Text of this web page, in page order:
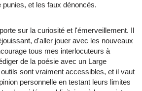
punies, et les faux dénoncés.
sur la curiosité et l'émerveillement. Il
d'aller jouer avec les nouveaux
tous mes interlocuteurs à
de la poésie avec un Large
sont vraiment accessibles, et il vaut
personnelle en testant leurs limites